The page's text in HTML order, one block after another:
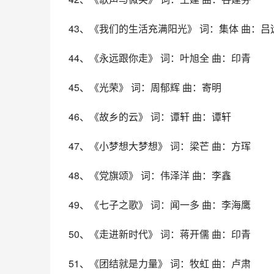
43、《我们的生活充满阳光》 词：集体 曲：吕
44、《永远跟你走》 词：叶旭全 曲：印青
45、《光荣》 词：周郁辉 曲：寄明
46、《故乡的云》 词：谭轩 曲：谭轩
47、《小梦想大梦想》 词：梁芒 曲：方珲
48、《党旗颂》 词：伟泽洋 曲：李鑫
49、《七子之歌》 词：闻一多 曲：李海鹰
50、《走进新时代》 词：蒋开儒 曲：印青
51、《团结就是力量》 词：牧虹 曲：卢肃